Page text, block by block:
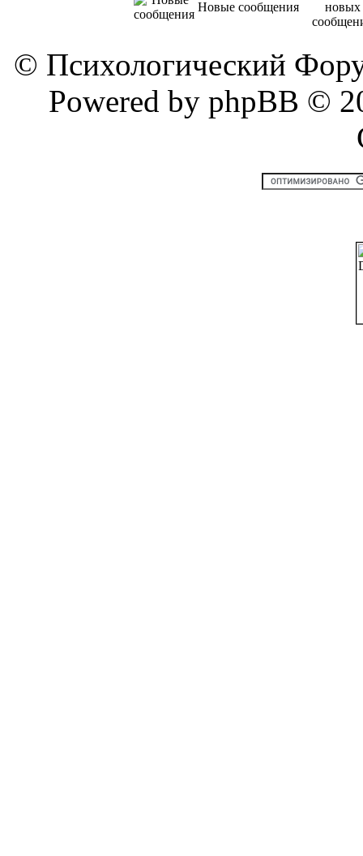
Новые сообщения
© Психологический
Powered by phpBB ©